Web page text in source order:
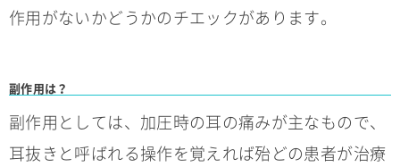
作用がないかどうかのチエックがあります。
副作用は？
副作用としては、加圧時の耳の痛みが主なもので、
耳抜きと呼ばれる操作を覚えれば殆どの患者が治療